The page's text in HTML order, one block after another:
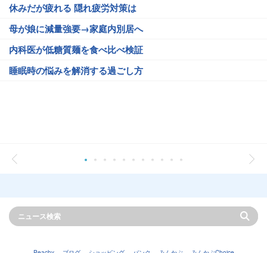
休みだが疲れる 隠れ疲労対策は
母が娘に減量強要→家庭内別居へ
内科医が低糖質麺を食べ比べ検証
睡眠時の悩みを解消する過ごし方